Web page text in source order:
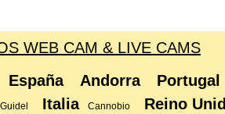
WEB CAM & LIVE CAMS
España Andorra Portugal
Guidel Italia Cannobio Reino